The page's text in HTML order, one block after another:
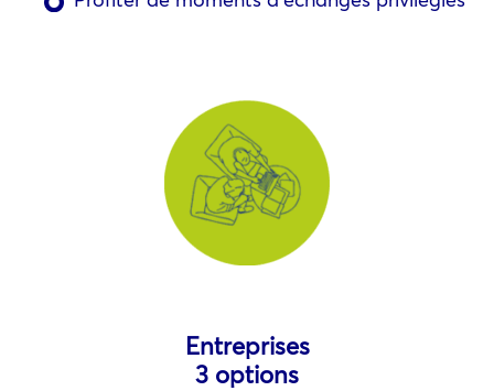
Entreprises
3 options